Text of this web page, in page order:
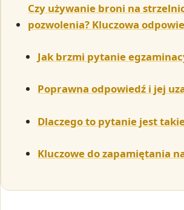
Czy używanie broni na
pozwolenia? Kluczowa
Jak brzmi pytanie
Poprawna odpowiedź i jej
Dlaczego to pytanie jest
Kluczowe do zapamiętania